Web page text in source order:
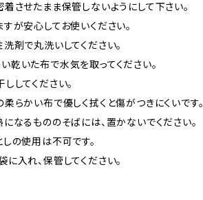
させたまま保管しないようにして下さい。
が安心してお使いください。
剤で丸洗いしてください。
いた布で水気を取ってください。
してください。
らかい布で優しく拭くと傷がつきにくいです。
なるもののそばには、置かないでください。
の使用は不可です。
入れ、保管してください。